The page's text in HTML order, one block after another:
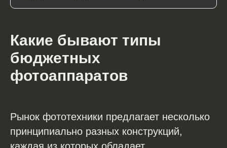
Какие бывают типы
бюджетных
фотоаппаратов
Рынок фототехники предлагает несколько
принципиально разных конструкций,
каждая из которых обладает